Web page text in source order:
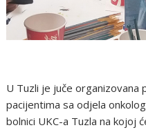
U Tuzli je juče organizovana
pacijentima sa odjela
bolnici UKC-a Tuzla na kojoj